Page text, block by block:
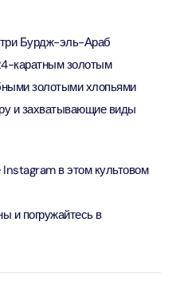
Бурдж-эль-Араб
каратным золотым
золотыми хлопьями
и захватывающие виды
в этом культовом
и погружайтесь в